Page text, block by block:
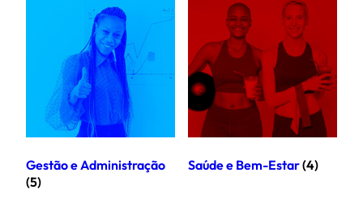
Gestão e Administração
(5)
Saúde e Bem-Estar(4)